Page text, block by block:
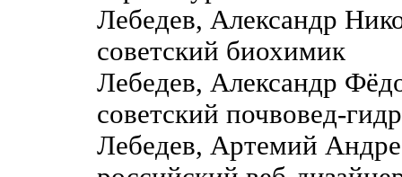
Лебедев, Александр
советский биохимик
Лебедев, Александр
советский почвовед-
Лебедев, Артемий